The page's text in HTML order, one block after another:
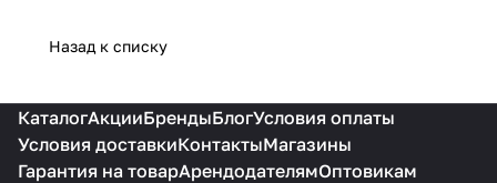
Назад к списку
КаталогАкцииБрендыБлогУсловия оплаты
Условия доставкиКонтактыМагазины
Гарантия на товарАрендодателямОптовикам